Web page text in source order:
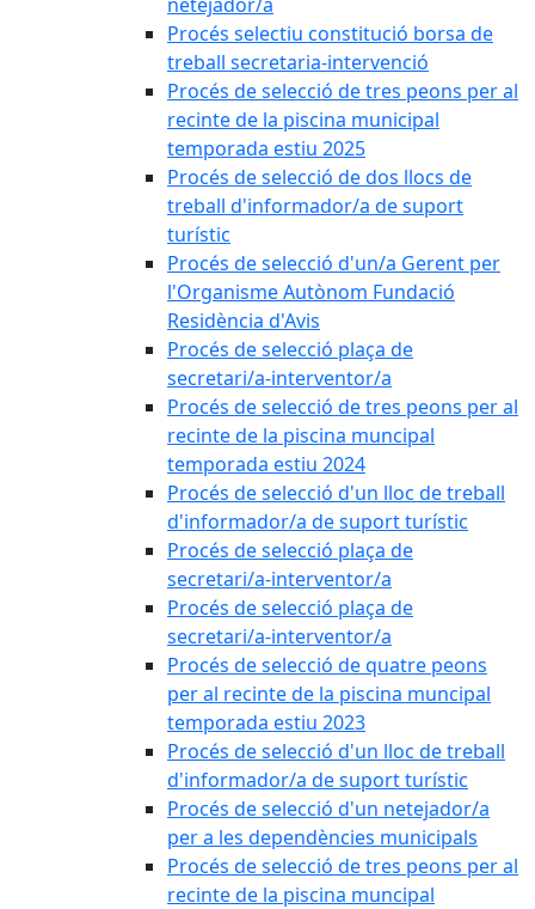
Procés selectiu constitució borsa de
treball secretaria-intervenció
Procés de selecció de tres peons per al
recinte de la piscina municipal
temporada estiu 2025
Procés de selecció de dos llocs de
treball d'informador/a de suport
turístic
Procés de selecció d'un/a Gerent per
l'Organisme Autònom Fundació
Residència d'Avis
Procés de selecció plaça de
secretari/a-interventor/a
Procés de selecció de tres peons per al
recinte de la piscina muncipal
temporada estiu 2024
Procés de selecció d'un lloc de treball
d'informador/a de suport turístic
Procés de selecció plaça de
secretari/a-interventor/a
Procés de selecció plaça de
secretari/a-interventor/a
Procés de selecció de quatre peons
per al recinte de la piscina muncipal
temporada estiu 2023
Procés de selecció d'un lloc de treball
d'informador/a de suport turístic
Procés de selecció d'un netejador/a
per a les dependències municipals
Procés de selecció de tres peons per al
recinte de la piscina muncipal